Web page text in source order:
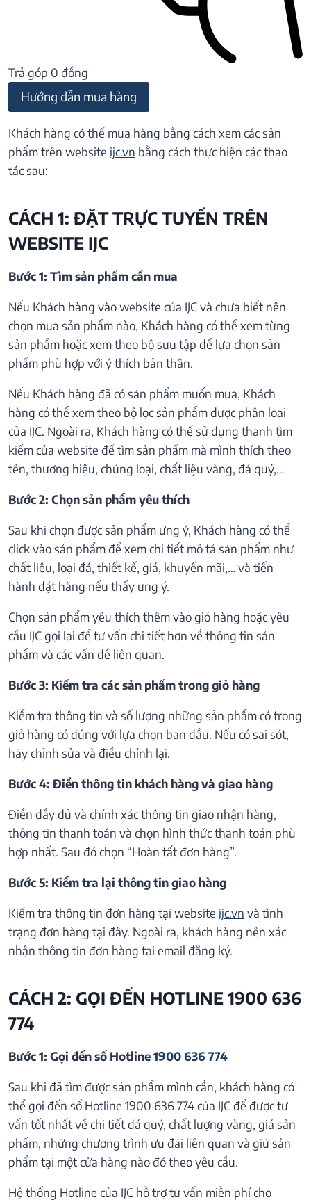
Trả góp 0 đồng
Hướng dẫn mua hàng
Khách hàng có thể mua hàng bằng cách xem các sản
phẩm trên website ijc.vn bằng cách thực hiện các thao
tác sau:
CÁCH 1: ĐẶT TRỰC TUYẾN TRÊN
WEBSITE IJC
Bước 1: Tìm sản phẩm cần mua
Nếu Khách hàng vào website của IJC và chưa biết nên
chọn mua sản phẩm nào, Khách hàng có thể xem từng
sản phẩm hoặc xem theo bộ sưu tập để lựa chọn sản
phẩm phù hợp với ý thích bản thân.
Nếu Khách hàng đã có sản phẩm muốn mua, Khách
hàng có thể xem theo bộ lọc sản phẩm được phân loại
của IJC. Ngoài ra, Khách hàng có thể sử dụng thanh tìm
kiếm của website để tìm sản phẩm mà mình thích theo
tên, thương hiệu, chủng loại, chất liệu vàng, đá quý,…
Bước 2: Chọn sản phẩm yêu thích
Sau khi chọn được sản phẩm ưng ý, Khách hàng có thể
click vào sản phẩm để xem chi tiết mô tả sản phẩm như
chất liệu, loại đá, thiết kế, giá, khuyến mãi,… và tiến
hành đặt hàng nếu thấy ưng ý.
Chọn sản phẩm yêu thích thêm vào giỏ hàng hoặc yêu
cầu IJC gọi lại để tư vấn chi tiết hơn về thông tin sản
phẩm và các vấn đề liên quan.
Bước 3: Kiểm tra các sản phẩm trong giỏ hàng
Kiểm tra thông tin và số lượng những sản phẩm có trong
giỏ hàng có đúng với lựa chọn ban đầu. Nếu có sai sót,
hãy chỉnh sửa và điều chỉnh lại.
Bước 4: Điền thông tin khách hàng và giao hàng
Điền đầy đủ và chính xác thông tin giao nhận hàng,
thông tin thanh toán và chọn hình thức thanh toán phù
hợp nhất. Sau đó chọn “Hoàn tất đơn hàng”.
Bước 5: Kiểm tra lại thông tin giao hàng
Kiểm tra thông tin đơn hàng tại website ijc.vn và tình
trạng đơn hàng tại đây. Ngoài ra, khách hàng nên xác
nhận thông tin đơn hàng tại email đăng ký.
CÁCH 2: GỌI ĐẾN HOTLINE 1900 636
774
Bước 1: Gọi đến số Hotline1900 636 774
Sau khi đã tìm được sản phẩm mình cần, khách hàng có
thể gọi đến số Hotline 1900 636 774 của IJC để được tư
vấn tốt nhất về chi tiết đá quý, chất lượng vàng, giá sản
phẩm, những chương trình ưu đãi liên quan và giữ sản
phẩm tại một cửa hàng nào đó theo yêu cầu.
Hệ thống Hotline của IJC hỗ trợ tư vấn miễn phí cho